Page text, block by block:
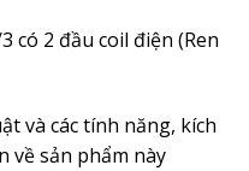
có 2 đầu coil điện (Ren
và các tính năng, kích
về sản phẩm này